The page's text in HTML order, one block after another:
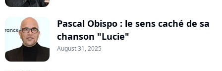
Pascal Obispo : le sens caché de sa
chanson "Lucie"
August 31, 2025